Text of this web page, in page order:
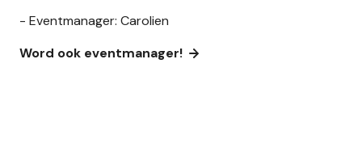
- Eventmanager: Carolien
Word ook eventmanager!